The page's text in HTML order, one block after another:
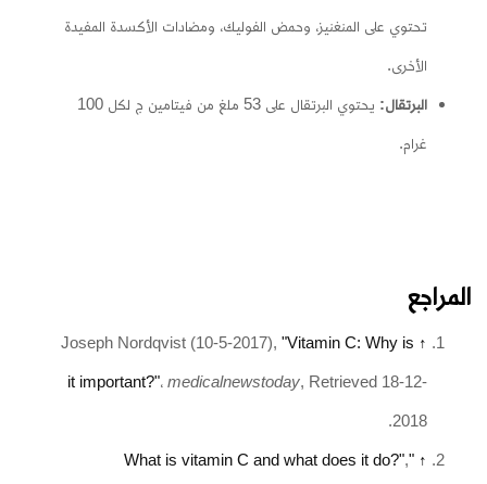
تحتوي على المنغنيز، وحمض الفوليك، ومضادات الأكسدة المفيدة
الأخرى.
البرتقال: يحتوي البرتقال على 53 ملغ من فيتامين ج لكل 100
غرام.
المراجع
↑
Joseph Nordqvist (10-5-2017), "Vitamin C: Why is
it important?"، medicalnewstoday, Retrieved 18-12-
2018.
↑
"What is vitamin C and what does it do?"
,